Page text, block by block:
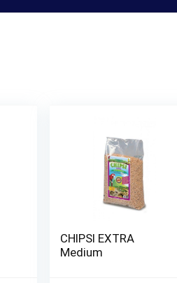
CHIPSI EXTRA
Medium